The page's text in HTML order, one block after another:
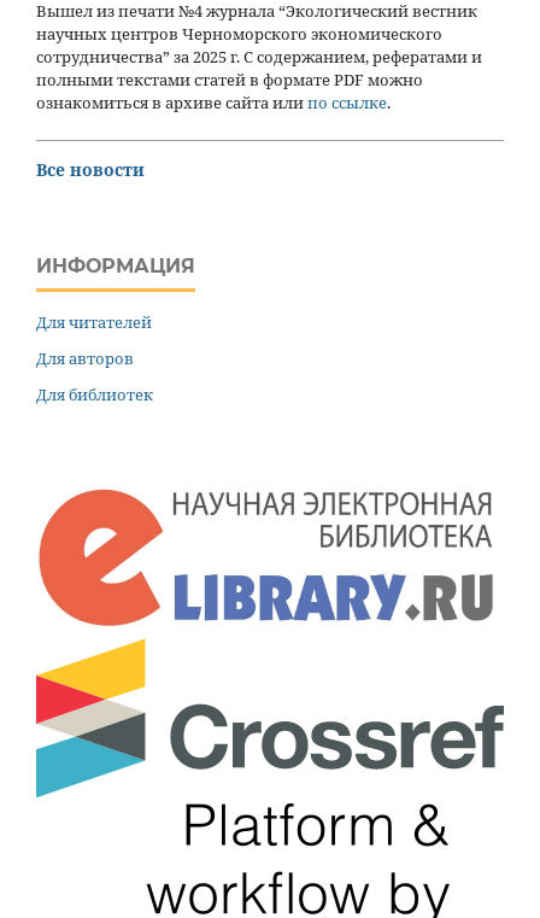
Вышел из печати №4 журнала “Экологический вестник
научных центров Черноморского экономического
сотрудничества” за 2025 г. С содержанием, рефератами и
полными текстами статей в формате PDF можно
ознакомиться в архиве сайта илипо ссылке.
Все новости
ИНФОРМАЦИЯ
Для читателей
Для авторов
Для библиотек